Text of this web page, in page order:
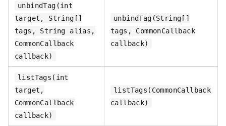
unbindTag(int
target, String[]
tags, String alias,
CommonCallback
callback)
unbindTag(String[]
tags, CommonCallback
callback)
listTags(int
target,
CommonCallback
callback)
listTags(CommonCallback
callback)